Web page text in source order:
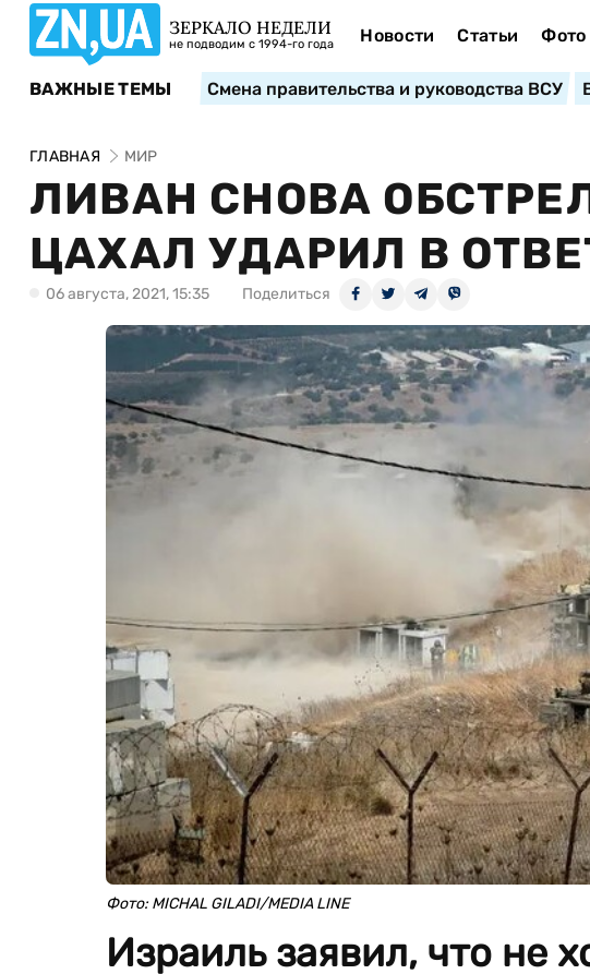
ЗЕРКАЛО НЕДЕЛИ
не подводим с 1994-го года Новости Статьи Фото
ВАЖНЫЕ ТЕМЫ Смена правительства и руководства ВСУ
ГЛАВНАЯ МИР
ЛИВАН СНОВА
ЦАХАЛ УДАРИЛ В
06 августа, 2021, 15:35 Поделиться
Фото: MICHAL GILADI/MEDIA LINE
Израиль заявил, что не